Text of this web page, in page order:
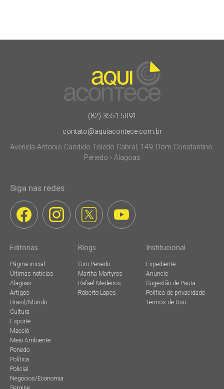
(82) 3551.5091
contato@aquiacontece.com.br
Avenida Antonio Candido Toledo Cabral, 149, Dom Constantino.
Penedo - Alagoas
Siga nas redes
Editorias
Página inicial
Últimas notícias
Alagoas
Artigos
Brasil/Mundo
Cultura
Esporte
Maceió
Meio Ambiente
Penedo
Política
Policial
Negócios/Economia
Blogs
Giro Penedo
Martha Martyres
Rafael Medeiros
Roberto Lopes
Institucional
Expediente
Anuncie
Sugestão de Pauta
Política de privacidade
Termos de Uso